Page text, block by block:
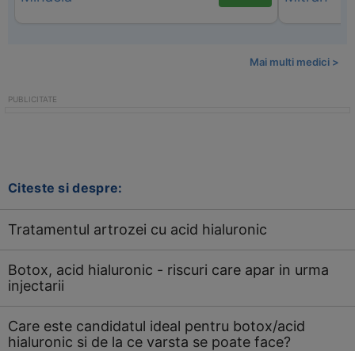
Mai multi medici >
Citeste si despre:
Tratamentul artrozei cu acid hialuronic
Botox, acid hialuronic - riscuri care apar in urma
injectarii
Care este candidatul ideal pentru botox/acid
hialuronic si de la ce varsta se poate face?